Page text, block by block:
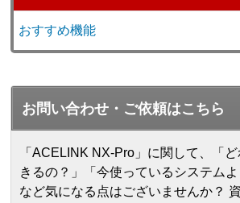
おすすめ機能
お問い合わせ・ご依頼はこちら
「ACELINK NX-Pro」に関して、「
きるの？」「今使っているシステムよ
など気になる点はございませんか？